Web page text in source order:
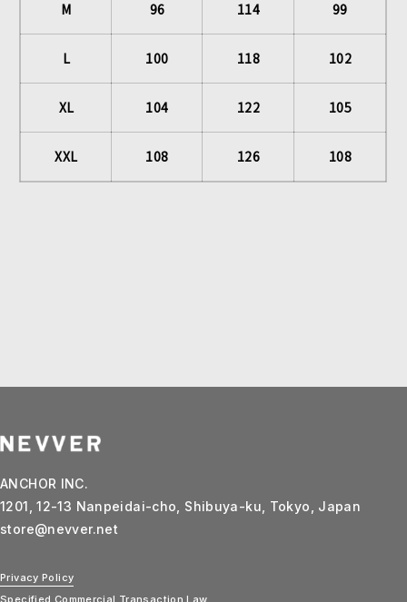
M 96 114 99
L 100 118 102
XL 104 122 105
XXL 108 126 108
ANCHOR INC.
1201, 12-13 Nanpeidai-cho, Shibuya-ku, Tokyo, Japan
store@nevver.net
Privacy Policy